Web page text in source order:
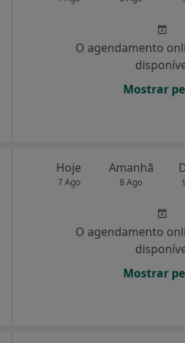
O agendamento
Mostrar
Hoje
7 Ago
Amanhã
8 Ago
O agendamento
Mostrar